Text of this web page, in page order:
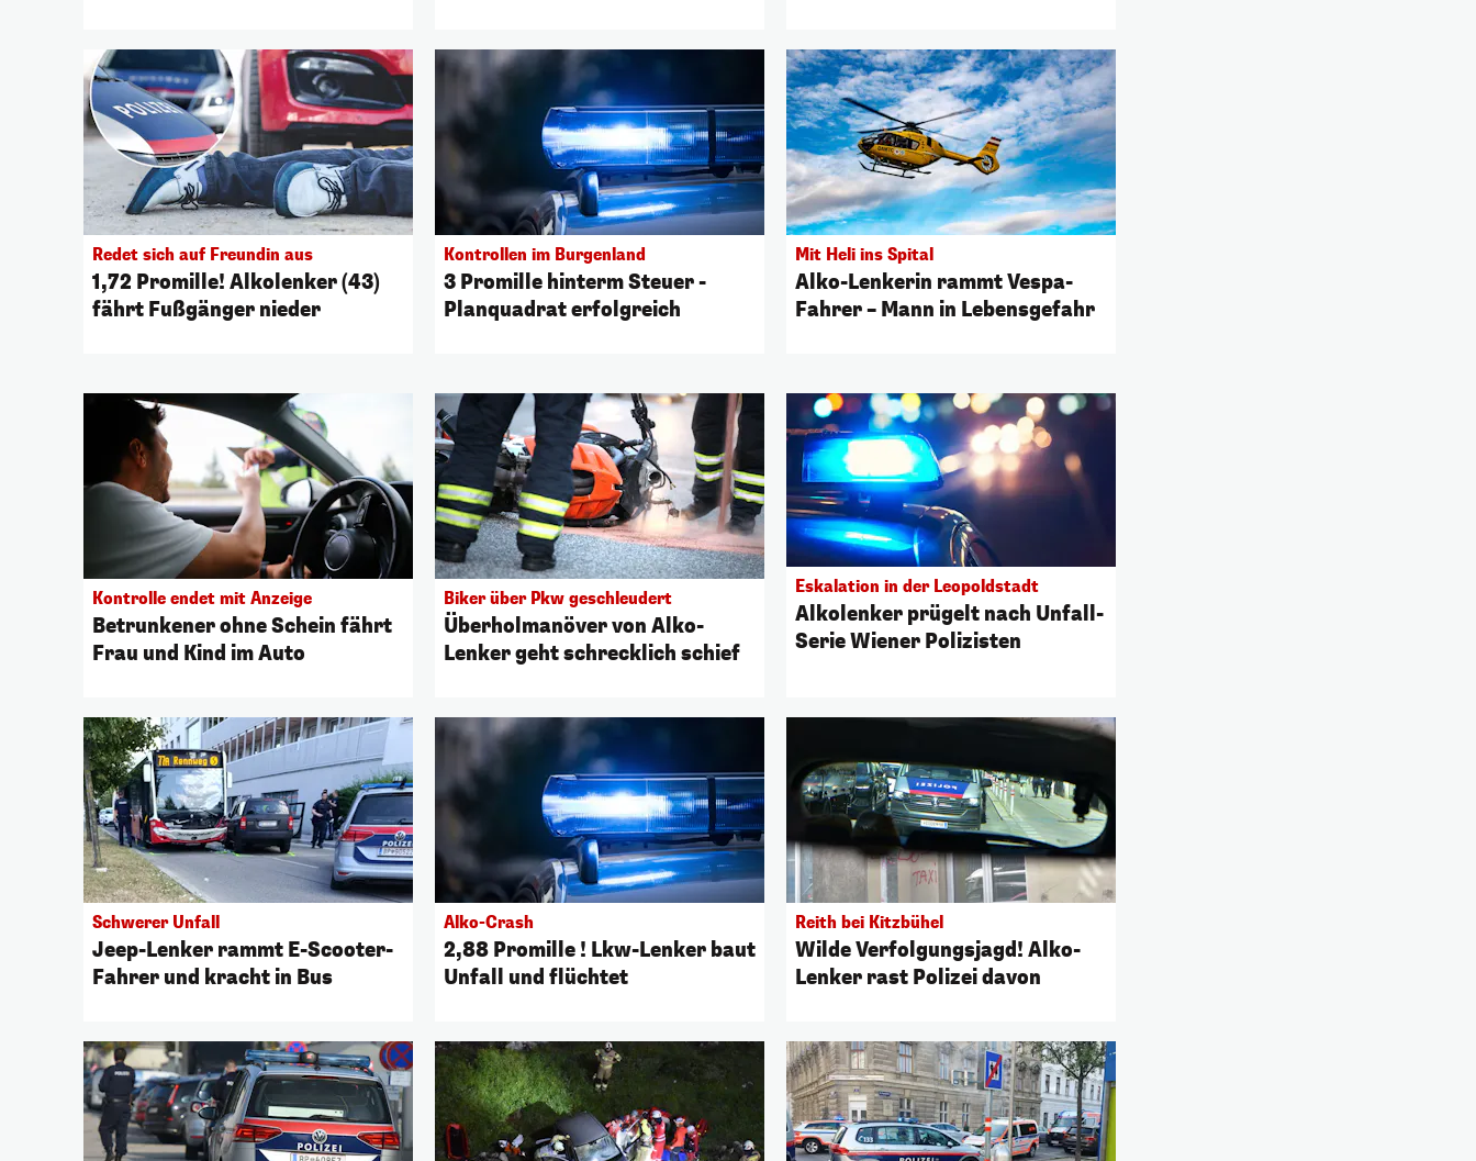
Redet sich auf Freundin aus
1,72 Promille! Alkolenker (43)
fährt Fußgänger nieder
Kontrollen im Burgenland
3 Promille hinterm Steuer -
Planquadrat erfolgreich
Mit Heli ins Spital
Alko-Lenkerin rammt Vespa-
Fahrer – Mann in Lebensgefahr
Kontrolle endet mit Anzeige
Betrunkener ohne Schein fährt
Frau und Kind im Auto
Biker über Pkw geschleudert
Überholmanöver von Alko-
Lenker geht schrecklich schief
Eskalation in der Leopoldstadt
Alkolenker prügelt nach Unfall-
Serie Wiener Polizisten
Schwerer Unfall
Jeep-Lenker rammt E-Scooter-
Fahrer und kracht in Bus
Alko-Crash
2,88 Promille ! Lkw-Lenker baut
Unfall und flüchtet
Reith bei Kitzbühel
Wilde Verfolgungsjagd! Alko-
Lenker rast Polizei davon